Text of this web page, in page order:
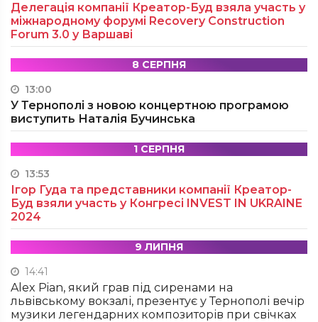
Делегація компанії Креатор-Буд взяла участь у
міжнародному форумі Recovery Construction
Forum 3.0 у Варшаві
8 СЕРПНЯ
13:00
У Тернополі з новою концертною програмою
виступить Наталія Бучинська
1 СЕРПНЯ
13:53
Ігор Гуда та представники компанії Креатор-
Буд взяли участь у Конгресі INVEST IN UKRAINE
2024
9 ЛИПНЯ
14:41
Alex Pian, який грав під сиренами на
львівському вокзалі, презентує у Тернополі вечір
музики легендарних композиторів при свічках